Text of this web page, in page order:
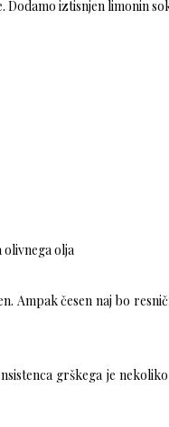
Dodamo iztisnjen limonin
olivnega olja
Ampak česen naj bo
grškega je